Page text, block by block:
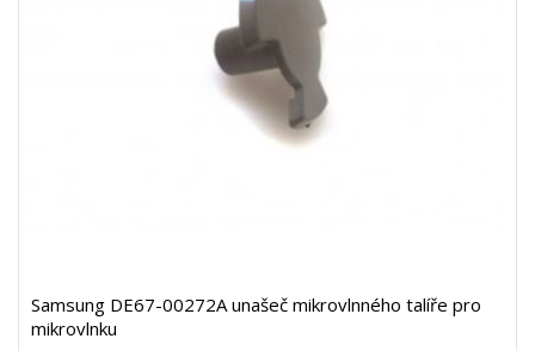
Samsung DE67-00272A unašeč mikrovlnného talíře pro
mikrovlnku